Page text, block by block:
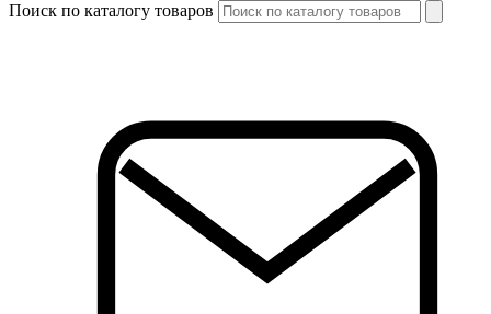
Поиск по каталогу товаров